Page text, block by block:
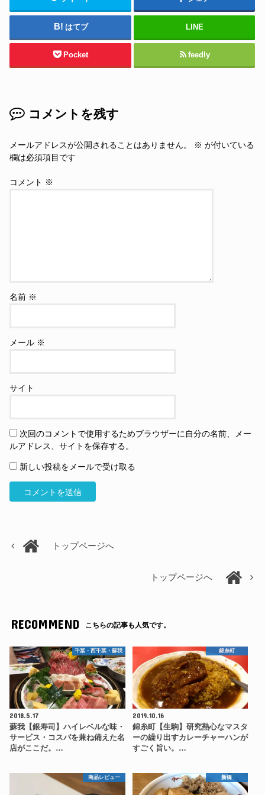
はてブ LINE
Pocket feedly
コメントを残す
メールアドレスが公開されることはありません。 ※ が付いている
欄は必須項目です
コメント ※
名前 ※
メール ※
サイト
次回のコメントで使用するためブラウザーに自分の名前、メー
ルアドレス、サイトを保存する。
新しい投稿をメールで受け取る
トップページへ
トップページへ
RECOMMEND こちらの記事も人気です。
千葉・西千葉・蘇我
2018.5.17
蘇我【銀寿司】ハイレベルな味・
サービス・コスパを兼ね備えた名
店がここだ。…
錦糸町
2019.10.16
錦糸町【生駒】研究熱心なマスタ
ーの繰り出すカレーチャーハンが
すごく旨い。…
商品レビュー 新橋